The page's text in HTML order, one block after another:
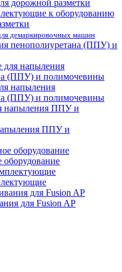
к оборудованию
демаркировочных машин
пенополиуретана (ППУ) и
напыления
(ППУ) и полимочевины
ППУ и
оборудование
для Fusion AP